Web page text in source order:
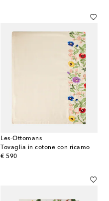
Les-Ottomans
Tovaglia in cotone con ricamo
€ 590
original price